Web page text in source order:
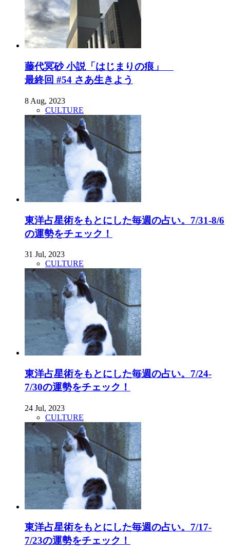
藤代冥砂 小説「はじまりの痕」
最終回 #54 さあ生きよう
8 Aug, 2023
CULTURE
東洋占星術をもとにした毎週の占い。7/31-8/6
の運勢をチェック！
31 Jul, 2023
CULTURE
東洋占星術をもとにした毎週の占い。7/24-
7/30の運勢をチェック！
24 Jul, 2023
CULTURE
東洋占星術をもとにした毎週の占い。7/17-
7/23の運勢をチェック！